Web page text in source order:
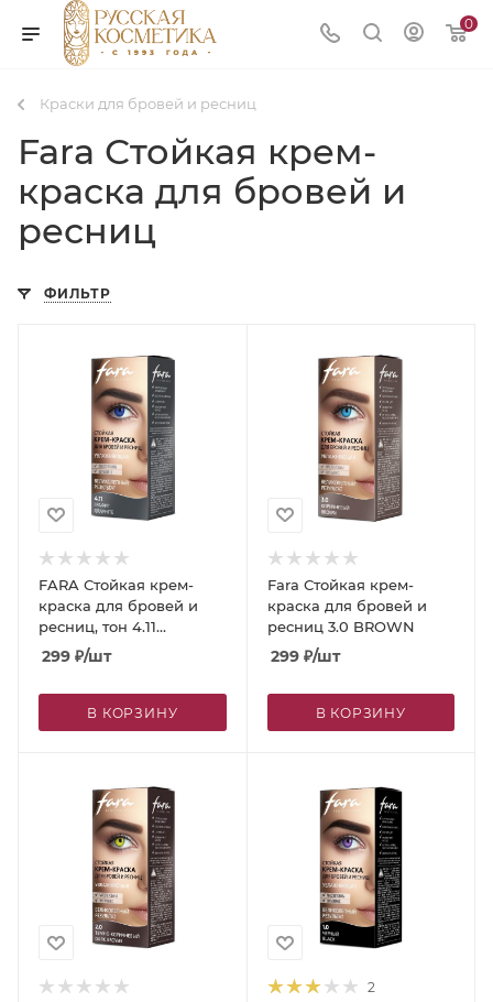
0
Краски для бровей и ресниц
Fara Стойкая крем-
краска для бровей и
ресниц
ФИЛЬТР
FARA Стойкая крем-
краска для бровей и
ресниц, тон 4.11
GRAPHITE
299 ₽/шт
В КОРЗИНУ
Fara Стойкая крем-
краска для бровей и
ресниц 3.0 BROWN
299₽/шт
В КОРЗИНУ
2